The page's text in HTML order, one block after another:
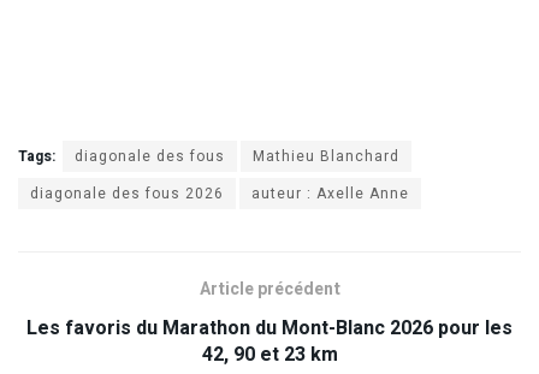
Tags: diagonale des fous
Mathieu Blanchard
diagonale des fous 2026
auteur : Axelle Anne
Article précédent
Les favoris du Marathon du Mont-Blanc 2026 pour les
42, 90 et 23 km